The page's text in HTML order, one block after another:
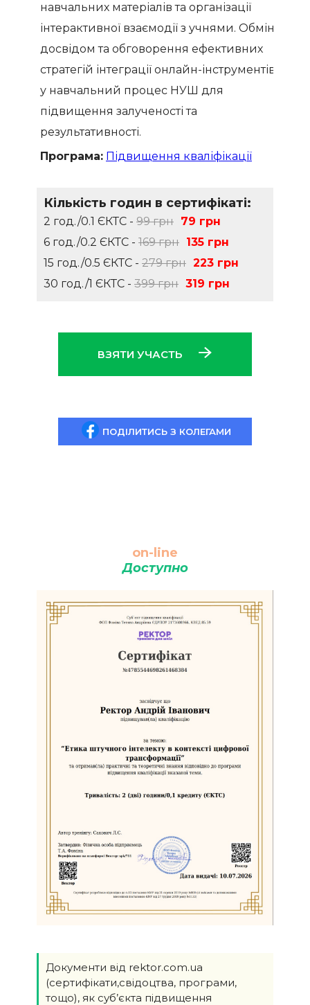
навчальних матеріалів та організації
інтерактивної взаємодії з учнями. Обмін
досвідом та обговорення ефективних
стратегій інтеграції онлайн-інструментів
у навчальний процес НУШ для
підвищення залученості та
результативності.
Програма: Підвищення кваліфікації
Кількість годин в сертифікаті:
2 год./0.1 ЄКТС - 99 грн 79 грн
6 год./0.2 ЄКТС - 169 грн 135 грн
15 год./0.5 ЄКТС - 279 грн 223 грн
30 год./1 ЄКТС - 399 грн 319 грн
ВЗЯТИ УЧАСТЬ
ПОДІЛИТИСЬ З КОЛЕГАМИ
on-line
Доступно
Документи від rektor.com.ua
(сертифікати,свідоцтва, програми,
тощо), як суб’єкта підвищення